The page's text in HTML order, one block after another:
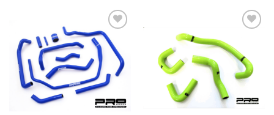
Añadir
a la
lista de
deseos
lista de
deseos